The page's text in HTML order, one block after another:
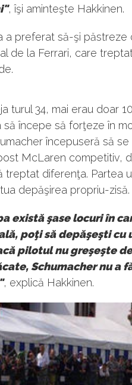
, îşi aminteşte Hakkinen.
a preferat să-şi păstreze
de la Ferrari, care
turul 34, mai erau doar
să începe să forţeze în
începuseră să
McLaren competitiv,
treptat diferenţa. Partea
depăşirea propriu-zisă.
există şase locuri în
poţi să depăşeşti cu
pilotul nu greşeşte
Schumacher nu a
, explică Hakkinen.